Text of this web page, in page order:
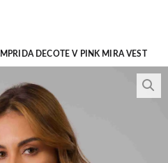
DECOTE V PINK MIRA VEST